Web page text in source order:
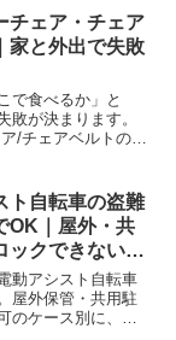
チェア・チェア
家と外出で失敗
で食べるか」と
敗が決まります。
/チェアベルトの違
。
ト自転車の盗難
OK｜屋外・共
ックできない時
動アシスト自転車
屋外保管・共用駐
のケース別に、最